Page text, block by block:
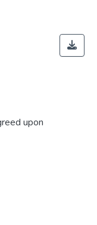
upon